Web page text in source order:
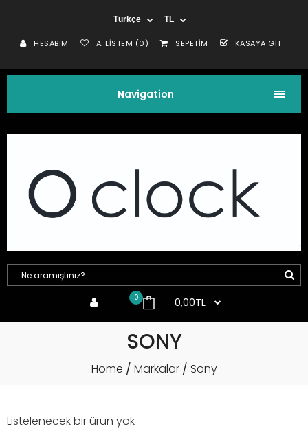
Türkçe TL
HESABIM A. LISTEM (0) SEPETIM KASAYA GIT
Navigation
0 0,00TL
SONY
Home Markalar Sony
Listelenecek bir ürün yok